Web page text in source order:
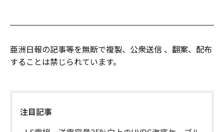
亜洲日報の記事等を無断で複製、公衆送信 、翻案、配布
することは禁じられています。
注目記事